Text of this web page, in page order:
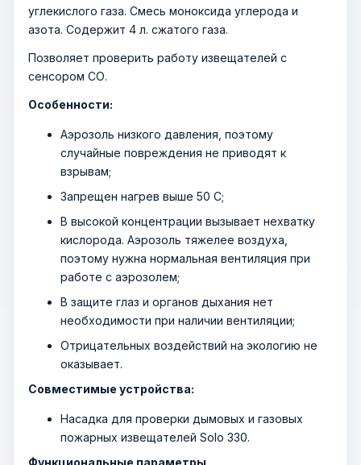
углекислого газа. Смесь моноксида углерода и
азота. Содержит 4 л. сжатого газа.
Позволяет проверить работу извещателей с
сенсором СО.
Особенности:
Аэрозоль низкого давления, поэтому
случайные повреждения не приводят к
взрывам;
Запрещен нагрев выше 50 С;
В высокой концентрации вызывает нехватку
кислорода. Аэрозоль тяжелее воздуха,
поэтому нужна нормальная вентиляция при
работе с аэрозолем;
В защите глаз и органов дыхания нет
необходимости при наличии вентиляции;
Отрицательных воздействий на экологию не
оказывает.
Совместимые устройства:
Насадка для проверки дымовых и газовых
пожарных извещателей Solo 330.
Функциональные параметры